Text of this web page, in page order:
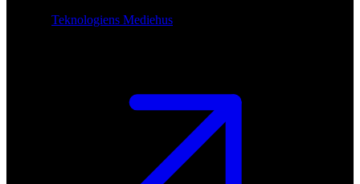
Teknologiens Mediehus